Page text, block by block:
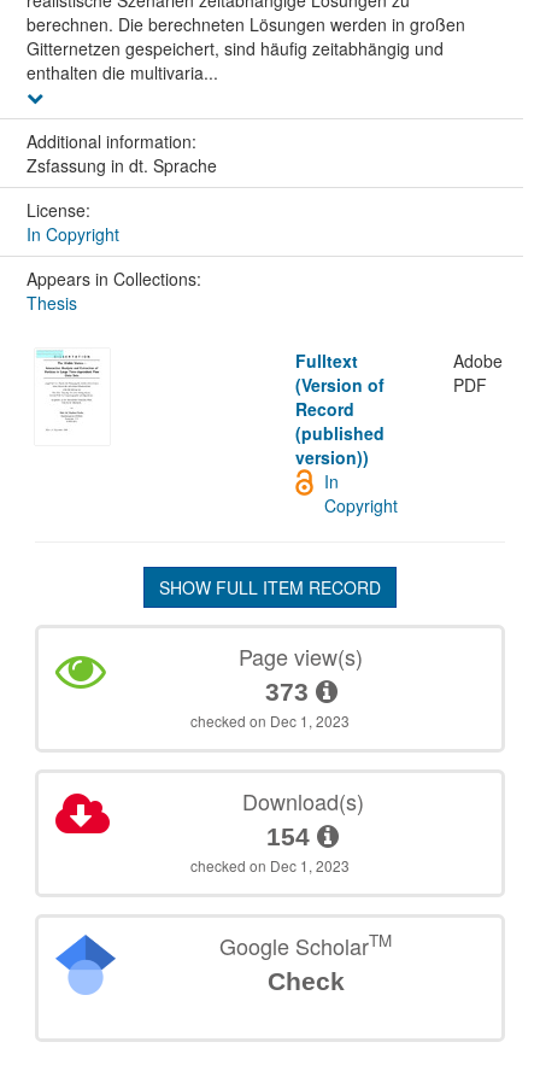
berechnen. Die berechneten Lösungen werden in großen
Gitternetzen gespeichert, sind häufig zeitabhängig und
enthalten die multivaria...
Additional information:
Zsfassung in dt. Sprache
License:
In Copyright
Appears in Collections:
Thesis
Fulltext
(Version of
Record
(published
version))
Adobe
PDF
In
Copyright
SHOW FULL ITEM RECORD
Page view(s)
373
checked on Dec 1, 2023
Download(s)
154
checked on Dec 1, 2023
Google ScholarTM
Check